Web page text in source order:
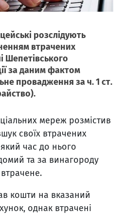
розслідують
втрачених
Шепетівського
за даним фактом
провадження за ч. 1 ст.
мереж розмістив
своїх втрачених
час до нього
та за винагороду
кошти на вказаний
однак втрачені